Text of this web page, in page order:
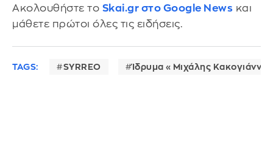
Ακολουθήστε το Skai.gr στο Google News και
μάθετε πρώτοι όλες τις ειδήσεις.
TAGS: SYRREO Ίδρυμα «Μιχάλης